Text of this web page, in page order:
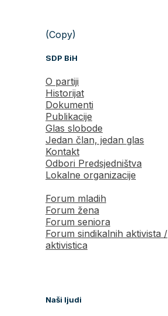
(Copy)
SDP BiH
O partiji
Historijat
Dokumenti
Publikacije
Glas slobode
Jedan član, jedan glas
Kontakt
Odbori Predsjedništva
Lokalne organizacije
Forum mladih
Forum žena
Forum seniora
Forum sindikalnih aktivista /
aktivistica
Naši ljudi